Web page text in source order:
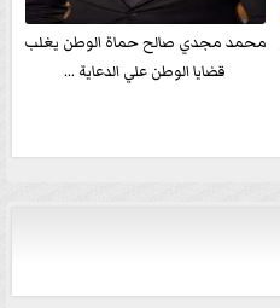
محمد مجدي صالح حماة الوطن يغلب
قضايا الوطن علي الدعاية ...